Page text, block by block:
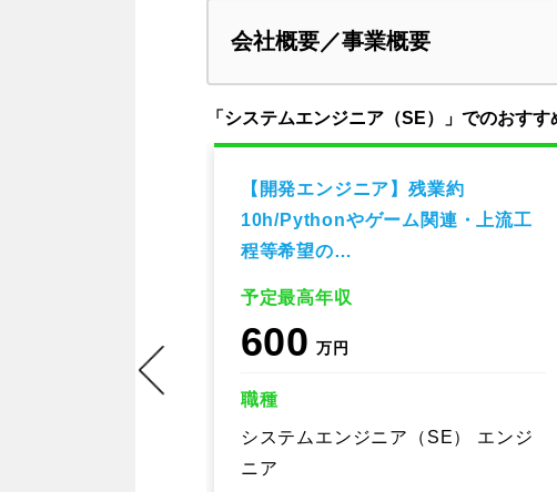
会社概要／事業概要
「システムエンジニア（SE）」でのおすす
【開発エンジニア】残業約
10h/Pythonやゲーム関連・上流工
程等希望の…
予定最高年収
600 万円
職種
システムエンジニア（SE） エンジ
ニア